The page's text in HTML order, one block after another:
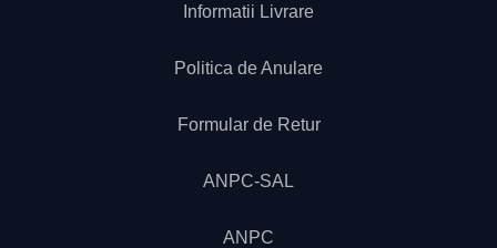
Informatii Livrare
Politica de Anulare
Formular de Retur
ANPC-SAL
ANPC